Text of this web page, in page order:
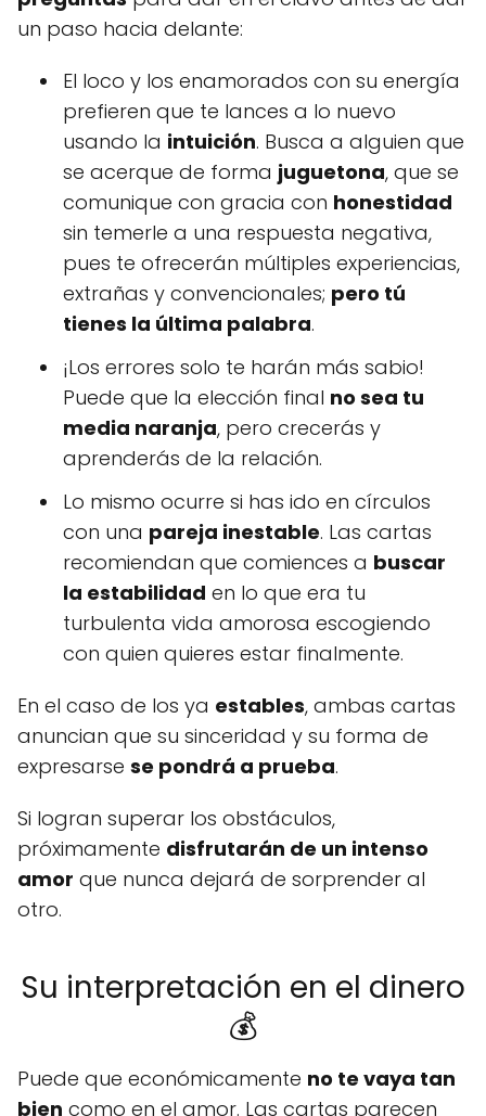
un paso hacia delante:
El loco y los enamorados con su energía
prefieren que te lances a lo nuevo
usando la intuición. Busca a alguien que
se acerque de forma juguetona, que se
comunique con gracia con honestidad
sin temerle a una respuesta negativa,
pues te ofrecerán múltiples experiencias,
extrañas y convencionales; pero tú
tienes la última palabra.
¡Los errores solo te harán más sabio!
Puede que la elección final no sea tu
media naranja, pero crecerás y
aprenderás de la relación.
Lo mismo ocurre si has ido en círculos
con una pareja inestable. Las cartas
recomiendan que comiences a buscar
la estabilidad en lo que era tu
turbulenta vida amorosa escogiendo
con quien quieres estar finalmente.
En el caso de los ya estables, ambas cartas
anuncian que su sinceridad y su forma de
expresarse se pondrá a prueba.
Si logran superar los obstáculos,
próximamente disfrutarán de un intenso
amor que nunca dejará de sorprender al
otro.
Su interpretación en el dinero
💰
Puede que económicamente no te vaya tan
bien como en el amor. Las cartas parecen